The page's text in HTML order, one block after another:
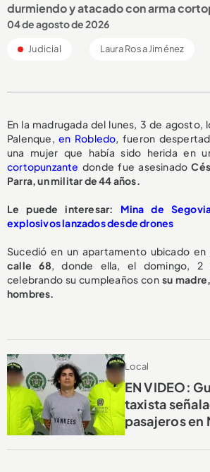
durmiendo y atacado con arma
04 de agosto de 2026
Judicial Laura Rosa Jiménez
En la madrugada del lunes, 3 de agosto,
Palenque,en Robledo, fueron
una mujer que había sido herida en
cortopunzante donde fue asesinado
Parra, un militar de 44 años.
Le puede interesar: Mina de
explosivos lanzados desde drones
Sucedió en un apartamento ubicado en
calle 68, donde ella, el domingo, 2
celebrando su cumpleaños con su
hombres.
Local
EN VIDEO:
taxista
pasajeros en